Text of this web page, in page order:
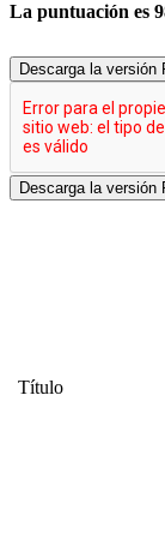
La puntuación es
Descarga la versión
Título